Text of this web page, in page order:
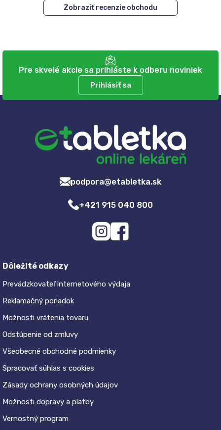
Zobraziť recenzie obchodu
Pre skvelé akcie sa prihláste k odberu noviniek
Prihlásiť sa
podpora@etabletka.sk
+421 915 040 800
Dôležité odkazy
Prevádzkovateľ internetového výdaja
Reklamačný poriadok
Možnosti vrátenia tovaru
Odstúpenie od zmluvy
Všeobecné obchodné podmienky
Spracovať súhlas s cookies
Zásady ochrany osobných údajov
Možnosti dopravy a platby
Vernostný program